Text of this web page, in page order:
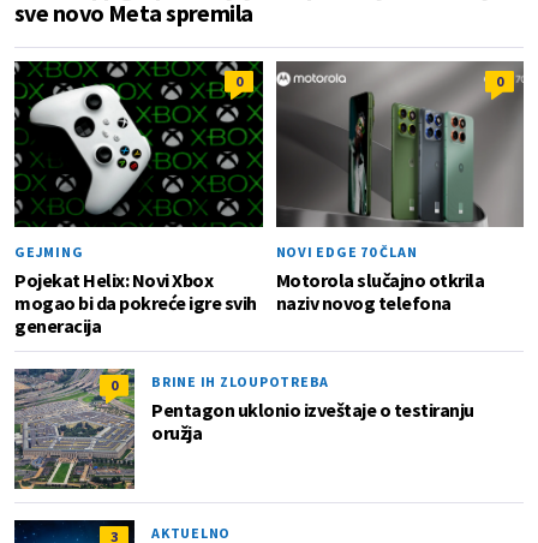
sve novo Meta spremila
0
GEJMING
Pojekat Helix: Novi Xbox
mogao bi da pokreće igre svih
generacija
0
NOVI EDGE 70 ČLAN
Motorola slučajno otkrila
naziv novog telefona
0 BRINE IH ZLOUPOTREBA
Pentagon uklonio izveštaje o testiranju
oružja
3 AKTUELNO